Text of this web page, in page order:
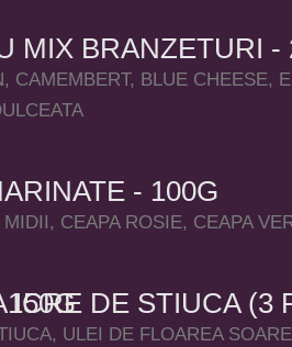
150G
MIX BRANZETURI -
CAMEMBERT, BLUE CHEESE,
- 100G
CEAPA ROSIE, CEAPA
ICRE DE STIUCA (3
ULEI DE FLOAREA